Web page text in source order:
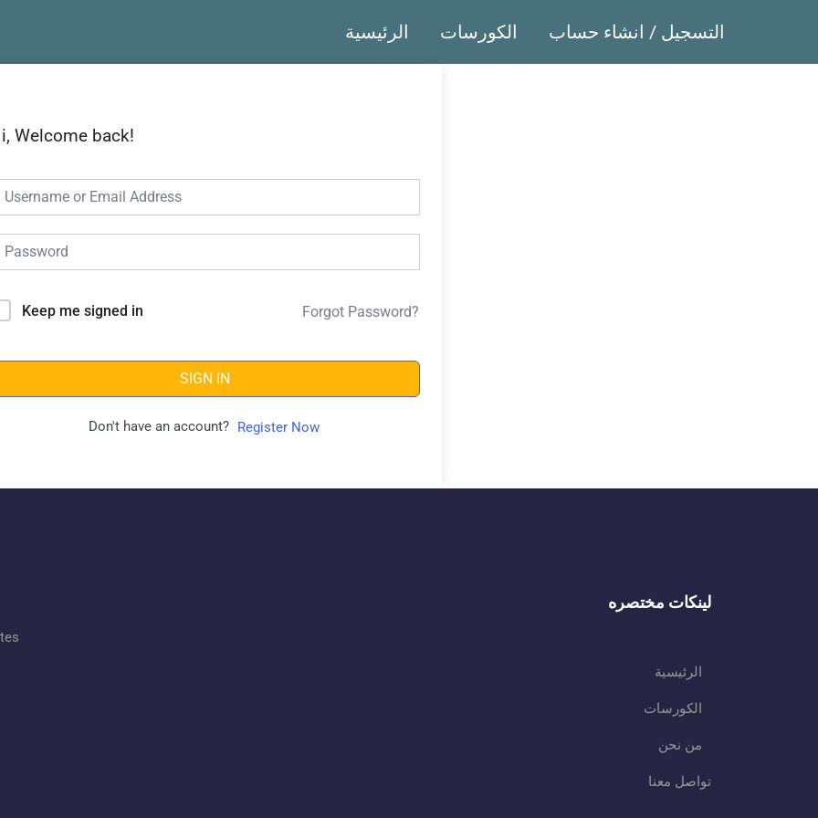
الرئيسية الكورسات التسجيل / انشاء حساب
Welcome back!
Keep me signed in Forgot Password?
SIGN IN
Don't have an account? Register Now
لينكات مختصره
الرئيسية
الكورسات
من نحن
تواصل معنا